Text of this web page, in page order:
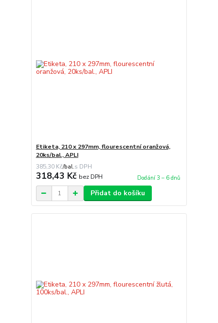
Etiketa, 210 x 297mm, flourescentní oranžová,
20ks/bal., APLI
385,30 Kč/bal.
318,43 Kč bez DPH Dodání 3 – 6 dnů
Přidat do košíku